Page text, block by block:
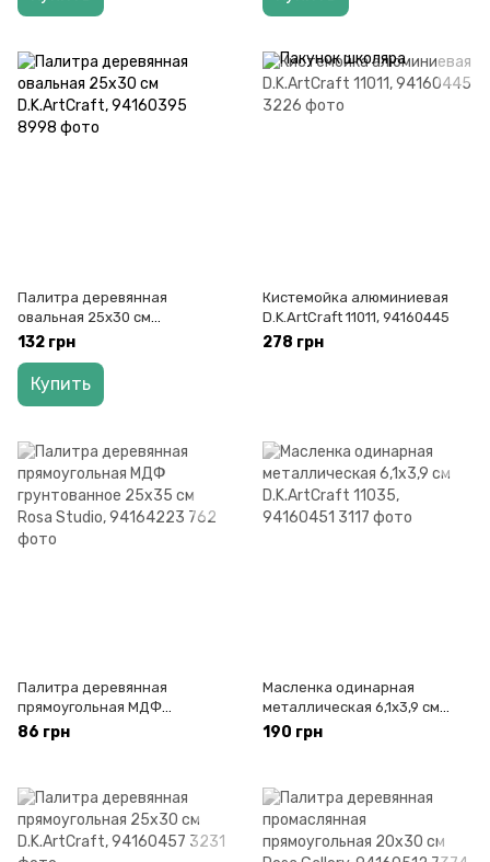
Палитра деревянная
овальная 25х30 см
D.K.ArtCraft, 94160395
132 грн
Купить
Кистемойка алюминиевая
D.K.ArtCraft 11011, 94160445
278 грн
Палитра деревянная
прямоугольная МДФ
грунтованное 25х35 см Rosa
86 грн
Масленка одинарная
металлическая 6,1х3,9 см
D.K.ArtCraft 11035, 94160451
190 грн